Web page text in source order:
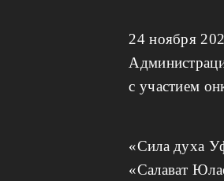
24 ноября
с участием
«Сила духа
«Салават